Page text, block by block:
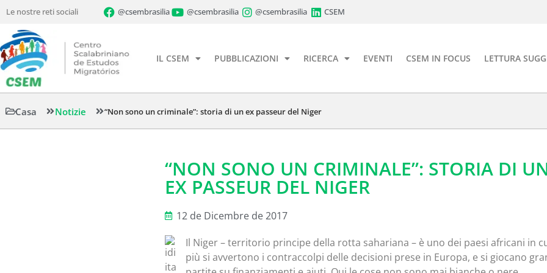
Le nostre reti sociali @csembrasilia @csembrasilia @csembrasilia CSEM
IL CSEM PUBBLICAZIONI RICERCA EVENTI CSEM IN FOCUS LETTURA
Casa Notizie “Non sono un criminale”: storia di un ex passeur del Niger
“NON SONO UN CRIMINALE”: STORIA DI
EX PASSEUR DEL NIGER
12 de Dicembre de 2017
Il Niger – territorio principe della rotta sahariana – è uno dei paesi africani in
più si avvertono i contraccolpi delle decisioni prese in Europa, e si giocano